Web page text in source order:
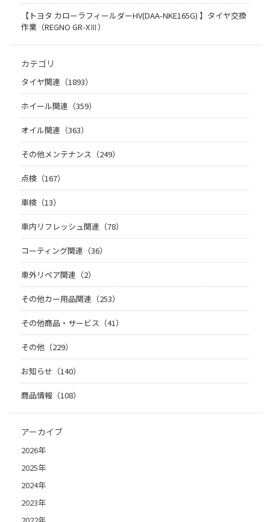
【トヨタ カローラフィールダーHV(DAA-NKE165G) 】タイヤ交換
作業（REGNO GR-XⅢ）
カテゴリ
タイヤ関連（1893）
ホイール関連（359）
オイル関連（363）
その他メンテナンス（249）
点検（167）
車検（13）
車内リフレッシュ関連（78）
コーティング関連（36）
車外リペア関連（2）
その他カー用品関連（253）
その他商品・サービス（41）
その他（229）
お知らせ（140）
商品情報（108）
アーカイブ
2026年
2025年
2024年
2023年
2022年